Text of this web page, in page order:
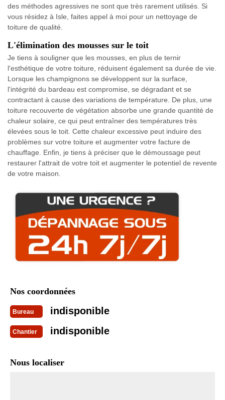
des méthodes agressives ne sont que très rarement utilisés. Si
vous résidez à Isle, faites appel à moi pour un nettoyage de
toiture de qualité.
L'élimination des mousses sur le toit
Je tiens à souligner que les mousses, en plus de ternir
l'esthétique de votre toiture, réduisent également sa durée de vie.
Lorsque les champignons se développent sur la surface,
l'intégrité du bardeau est compromise, se dégradant et se
contractant à cause des variations de température. De plus, une
toiture recouverte de végétation absorbe une grande quantité de
chaleur solaire, ce qui peut entraîner des températures très
élevées sous le toit. Cette chaleur excessive peut induire des
problèmes sur votre toiture et augmenter votre facture de
chauffage. Enfin, je tiens à préciser que le démoussage peut
restaurer l'attrait de votre toit et augmenter le potentiel de revente
de votre maison.
Nos coordonnées
Bureau indisponible
Chantier indisponible
Nous localiser